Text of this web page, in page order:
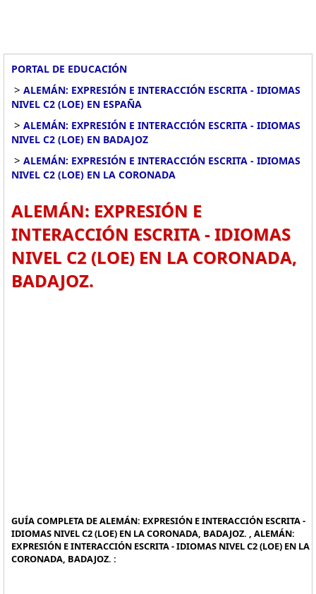
PORTAL DE EDUCACIÓN
> ALEMÁN: EXPRESIÓN E INTERACCIÓN ESCRITA - IDIOMAS
NIVEL C2 (LOE) EN ESPAÑA
> ALEMÁN: EXPRESIÓN E INTERACCIÓN ESCRITA - IDIOMAS
NIVEL C2 (LOE) EN BADAJOZ
> ALEMÁN: EXPRESIÓN E INTERACCIÓN ESCRITA - IDIOMAS
NIVEL C2 (LOE) EN LA CORONADA
ALEMÁN: EXPRESIÓN E
INTERACCIÓN ESCRITA - IDIOMAS
NIVEL C2 (LOE) EN LA CORONADA,
BADAJOZ.
GUÍA COMPLETA DE ALEMÁN: EXPRESIÓN E INTERACCIÓN ESCRITA -
IDIOMAS NIVEL C2 (LOE) EN LA CORONADA, BADAJOZ. , ALEMÁN:
EXPRESIÓN E INTERACCIÓN ESCRITA - IDIOMAS NIVEL C2 (LOE) EN LA
CORONADA, BADAJOZ. :